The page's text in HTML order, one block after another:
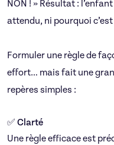
NON ! » Résultat :
attendu, ni pourquoi
Formuler une règle de
effort… mais fait une
repères simples :
✅ Clarté
Une règle efficace est